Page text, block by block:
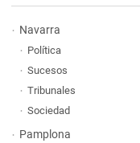
Navarra
Política
Sucesos
Tribunales
Sociedad
Pamplona